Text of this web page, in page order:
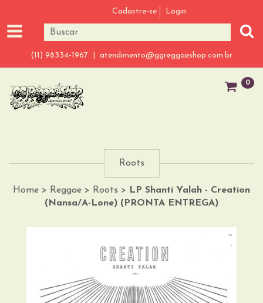
Cadastre-se Login
(11) 98334-1967 | atendimento@ggreggaeshop.com.br
0
Roots
Home > Reggae > Roots >
LP Shanti Yalah - Creation
(Nansa/A-Lone) (PRONTA ENTREGA)